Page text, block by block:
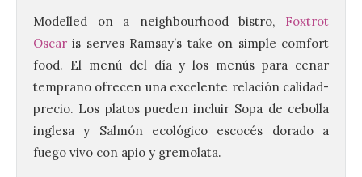
Modelled on a neighbourhood bistro, Foxtrot
Oscar is serves Ramsay’s take on simple comfort
food. El menú del día y los menús para cenar
temprano ofrecen una excelente relación calidad-
precio. Los platos pueden incluir Sopa de cebolla
inglesa y Salmón ecológico escocés dorado a
fuego vivo con apio y gremolata.